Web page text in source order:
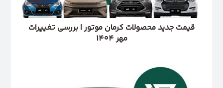
تغییرات
مهر
۱۴۰۴قیمت جدید محصولات کرمان موتور | بررسی تغییرات
مهر ۱۴۰۴